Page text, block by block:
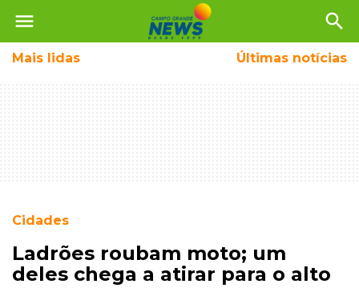
menu search
Mais lidas Últimas notícias
Cidades
Ladrões roubam moto; um
deles chega a atirar para o alto